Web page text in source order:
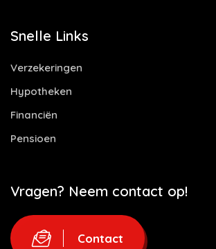
Snelle Links
Verzekeringen
Hypotheken
Financiën
Pensioen
Vragen? Neem contact op!
Contact